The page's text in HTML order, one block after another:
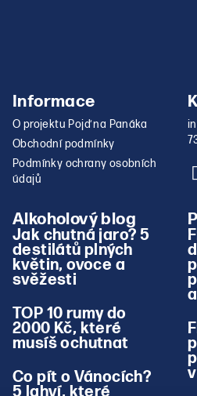
Informace
O projektu Pojď na Panáka
Obchodní podmínky
Podmínky ochrany osobních
údajů
Alkoholový blog
Jak chutná jaro? 5
destilátů plných
květin, ovoce a
svěžesti
TOP 10 rumy do
2000 Kč, které
musíš ochutnat
Co pít o Vánocích?
5 lahví, které